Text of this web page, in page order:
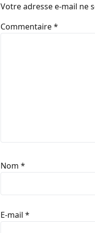
Votre adresse e-mail ne
Commentaire*
Nom *
E-mail *